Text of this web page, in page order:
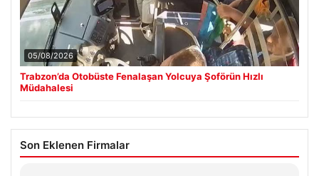
05/08/2026
Trabzon’da Otobüste Fenalaşan Yolcuya Şoförün Hızlı
Müdahalesi
Son Eklenen Firmalar